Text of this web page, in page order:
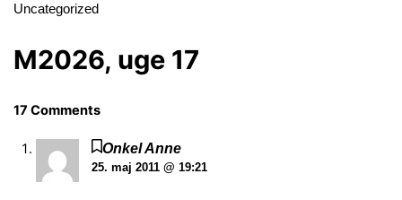
Uncategorized
M2026, uge 17
17 Comments
Onkel Anne
25. maj 2011 @ 19:21